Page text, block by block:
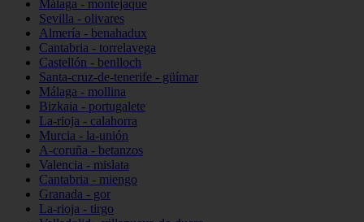
Málaga - montejaque
Sevilla - olivares
Almería - benahadux
Cantabria - torrelavega
Castellón - benlloch
Santa-cruz-de-tenerife - güímar
Málaga - mollina
Bizkaia - portugalete
La-rioja - calahorra
Murcia - la-unión
A-coruña - betanzos
Valencia - mislata
Cantabria - miengo
Granada - gor
La-rioja - tirgo